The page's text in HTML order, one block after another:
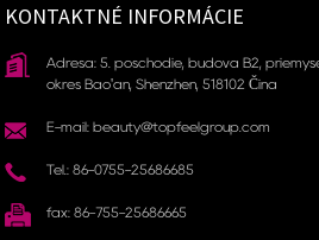
KONTAKTNÉ INFORMÁCIE
Adresa: 5. poschodie, budova B2,
okres Bao'an, Shenzhen, 518102 Čína
E-mail: beauty@topfeelgroup.com
Tel.: 86-0755-25686685
fax: 86-755-25686665